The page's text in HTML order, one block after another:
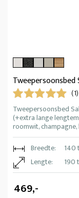
Tweepersoonsbed
(1)
Tweepersoonsbed
(+extra lange
roomwit,
Breedte:
140
Lengte:
190
469,-